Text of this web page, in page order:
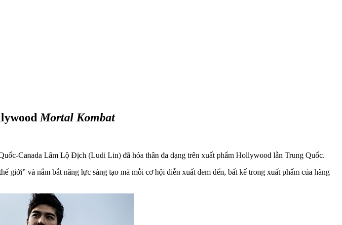
Mortal Kombat
Canada Lâm Lộ Địch (Ludi Lin) đã hóa thân đa dạng trên xuất phẩm Hollywood lẫn Trung Quốc.
và nắm bắt năng lực sáng tạo mà mỗi cơ hội diễn xuất đem đến, bất kể trong xuất phẩm của hãng